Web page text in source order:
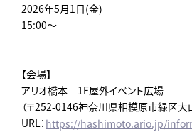
2026年5月1日(金)
15:00～
【会場】
アリオ橋本 1F屋外イベント広場
（〒252-0146神奈川県相模原市緑区大
URL： https://hashimoto.ario.jp/